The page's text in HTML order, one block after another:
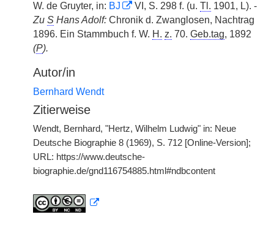
W. de Gruyter, in: BJ VI, S. 298 f. (u. Tl. 1901, L). -
Zu S Hans Adolf: Chronik d. Zwanglosen, Nachtrag
1896. Ein Stammbuch f. W. H. z. 70. Geb.tag, 1892
(P).
Autor/in
Bernhard Wendt
Zitierweise
Wendt, Bernhard, "Hertz, Wilhelm Ludwig" in: Neue
Deutsche Biographie 8 (1969), S. 712 [Online-Version];
URL: https://www.deutsche-
biographie.de/gnd116754885.html#ndbcontent